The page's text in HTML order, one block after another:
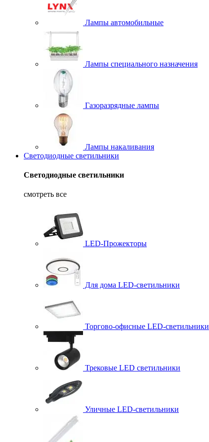
Лампы автомобильные
Лампы специального назначения
Газоразрядные лампы
Лампы накаливания
Светодиодные светильники
Светодиодные светильники
смотреть все
LED-Прожекторы
Для дома LED-светильники
Торгово-офисные LED-светильники
Трековые LED светильники
Уличные LED-светильники